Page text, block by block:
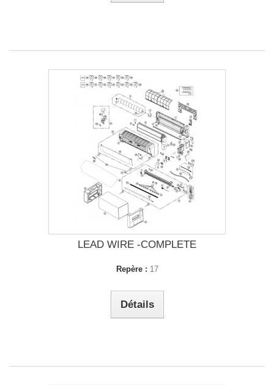
LEAD WIRE -COMPLETE
Repère : 17
Détails